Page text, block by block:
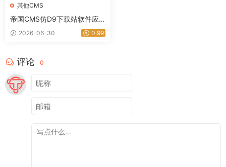
其他CMS
帝国CMS仿D9下载站软件应
用网站源码下载
2026-06-30 0.99
评论 0